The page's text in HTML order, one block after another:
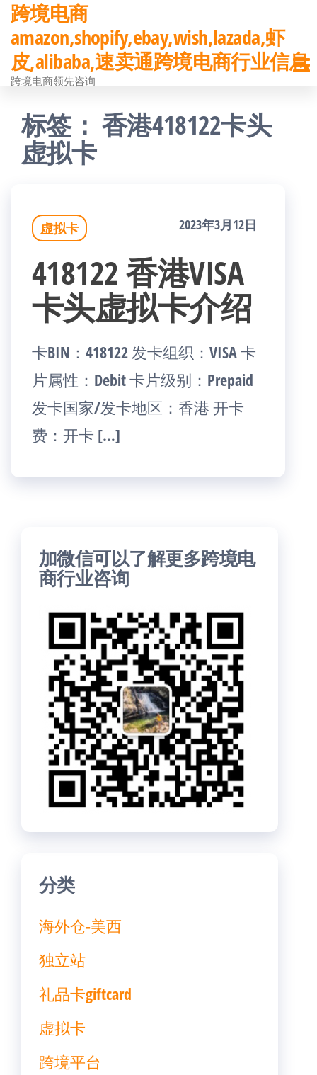
前
往
内
跨境电商
amazon,shopify,ebay,wish,lazada,虾
皮,alibaba,速卖通跨境电商行业信息
跨境电商领先咨询
标签：香港418122卡头
虚拟卡
虚拟卡 2023年3月12日
418122 香港VISA
卡头虚拟卡介绍
卡BIN：418122 发卡组织：VISA 卡
片属性：Debit 卡片级别：Prepaid
发卡国家/发卡地区：香港 开卡
费：开卡 […]
加微信可以了解更多跨境电
商行业咨询
分类
海外仓-美西
独立站
礼品卡giftcard
虚拟卡
跨境平台